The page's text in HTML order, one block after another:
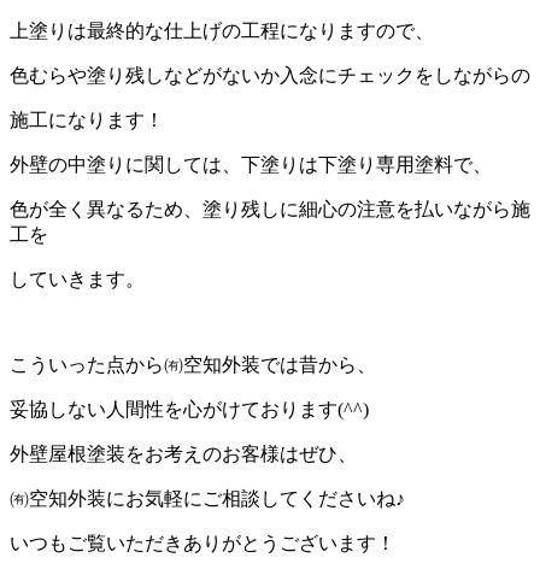
上塗りは最終的な仕上げの工程になりますので、
色むらや塗り残しなどがないか入念にチェックをしながらの
施工になります！
外壁の中塗りに関しては、下塗りは下塗り専用塗料で、
色が全く異なるため、塗り残しに細心の注意を払いながら施
工を
していきます。
こういった点から㈲空知外装では昔から、
妥協しない人間性を心がけております(^^)
外壁屋根塗装をお考えのお客様はぜひ、
㈲空知外装にお気軽にご相談してくださいね♪
いつもご覧いただきありがとうございます！